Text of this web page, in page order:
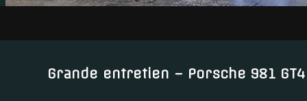
Grande entretien – Porsche 981 GT4